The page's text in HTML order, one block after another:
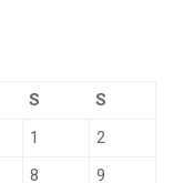
S
S
1
2
8
9